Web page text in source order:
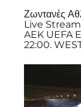
Ζωντανές
Live
AEK UEFA
22:00.